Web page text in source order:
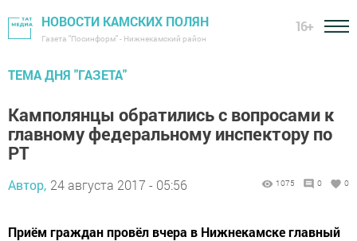
НОВОСТИ КАМСКИХ ПОЛЯН
Газета "Посинформ" - Нижнекамский район
16+
ТЕМА ДНЯ "ГАЗЕТА"
Камполянцы обратились с вопросами к
главному федеральному инспектору по
РТ
Автор, 24 августа 2017 - 05:56 1075 0 0
Приём граждан провёл вчера в Нижнекамске главный